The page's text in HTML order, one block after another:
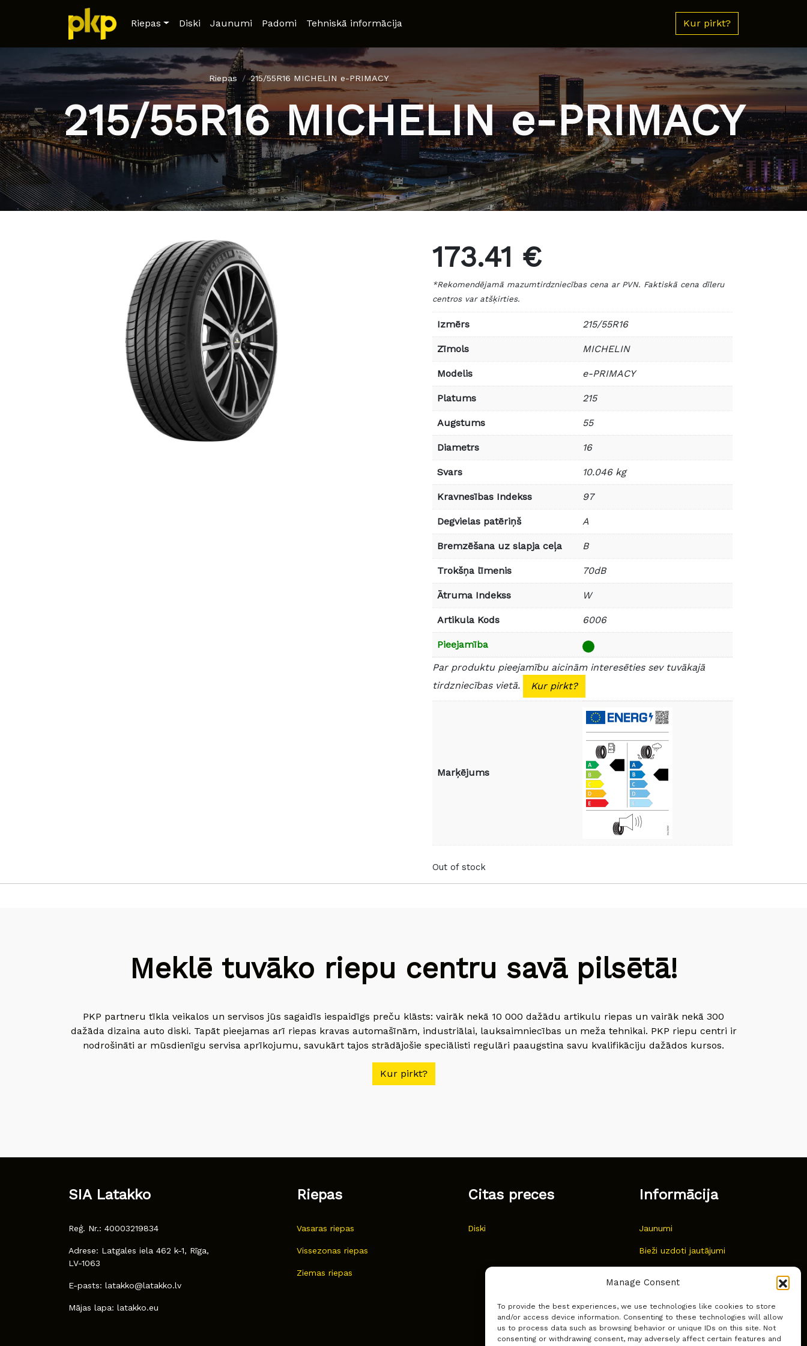
Manage Consent
To provide the best experiences, we use technologies like cookies to store
and/or access device information. Consenting to these technologies will allow
us to process data such as browsing behavior or unique IDs on this site. Not
consenting or withdrawing consent, may adversely affect certain features and
Riepas Diski Jaunumi Padomi Tehniskā informācija Kur pirkt?
Riepas 215/55R16 MICHELIN e-PRIMACY
215/55R16 MICHELIN e-PRIMACY
173.41 €
*Rekomendējamā mazumtirdzniecības cena ar PVN. Faktiskā cena dīleru
centros var atšķirties.
Izmērs 215/55R16
Zīmols MICHELIN
Modelis e-PRIMACY
Platums 215
Augstums 55
Diametrs 16
Svars 10.046 kg
Kravnesības Indekss 97
Degvielas patēriņš A
Bremzēšana uz slapja ceļa B
Trokšņa līmenis 70dB
Ātruma Indekss W
Artikula Kods 6006
Pieejamība
Par produktu pieejamību aicinām interesēties sev tuvākajā
tirdzniecības vietā.
Kur pirkt?
Marķējums
Out of stock
Meklē tuvāko riepu centru savā pilsētā!
PKP partneru tīkla veikalos un servisos jūs sagaidīs iespaidīgs preču klāsts: vairāk nekā 10 000 dažādu artikulu riepas un vairāk nekā 300
dažāda dizaina auto diski. Tapāt pieejamas arī riepas kravas automašīnām, industriālai, lauksaimniecības un meža tehnikai. PKP riepu centri ir
nodrošināti ar mūsdienīgu servisa aprīkojumu, savukārt tajos strādājošie speciālisti regulāri paaugstina savu kvalifikāciju dažādos kursos.
Kur pirkt?
SIA Latakko
Reģ. Nr.: 40003219834
Adrese: Latgales iela 462 k-1, Rīga,
LV-1063
E-pasts: latakko@latakko.lv
Mājas lapa: latakko.eu
Riepas
Vasaras riepas
Vissezonas riepas
Ziemas riepas
Citas preces
Diski
Informācija
Jaunumi
Bieži uzdoti jautājumi